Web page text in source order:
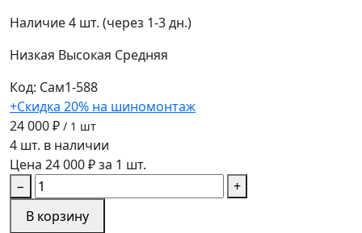
Наличие4 шт. (через 1-3 дн.)
Низкая Высокая Средняя
Код: Сам1-588
+Скидка 20% на шиномонтаж
24 000 ₽ / 1 шт
4 шт. в наличии
Цена 24 000 ₽ за 1 шт.
−
+
В корзину